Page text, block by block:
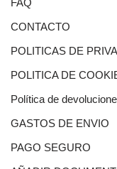
FAQ
CONTACTO
POLITICAS DE
POLITICA DE
Política de
GASTOS DE ENVIO
PAGO SEGURO